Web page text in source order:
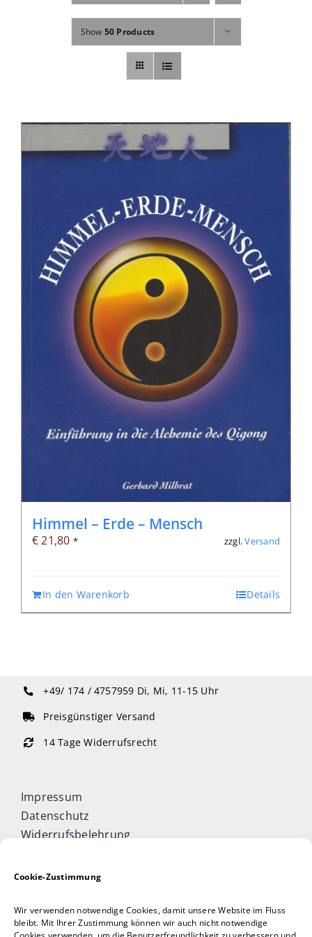
Cookie-Zustimmung
Wir verwenden notwendige Cookies, damit unsere Website im Fluss
bleibt. Mit Ihrer Zustimmung können wir auch nicht notwendige
Fachbücher
Poster, Karten, Medien
Show 50 Products
Himmel – Erde – Mensch
€21,80 * zzgl.Versand
In den Warenkorb Details
+49/ 174 / 4757959 Di, Mi, 11-15 Uhr
Preisgünstiger Versand
14 Tage Widerrufsrecht
Impressum
Datenschutz
Widerrufsbelehrung
Allgemeine Geschäftsbedingungen
Taijiquan & Qigong Journal